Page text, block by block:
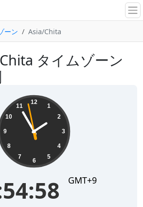
ーン Asia/Chita
タイムゾーン
12
1
2
3
4
5
6
7
8
9
10
11
GMT+9